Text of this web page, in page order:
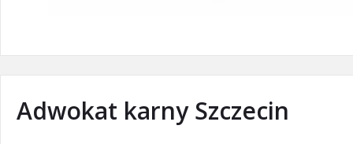
Adwokat karny Szczecin